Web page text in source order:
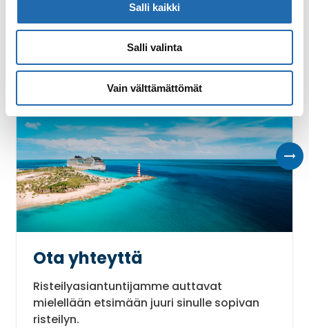
Salli kaikki
Salli valinta
Vain välttämättömät
Varaa
Katso kaikki
Ota yhteyttä
Risteilyasiantuntijamme auttavat
mielellään etsimään juuri sinulle sopivan
risteilyn.